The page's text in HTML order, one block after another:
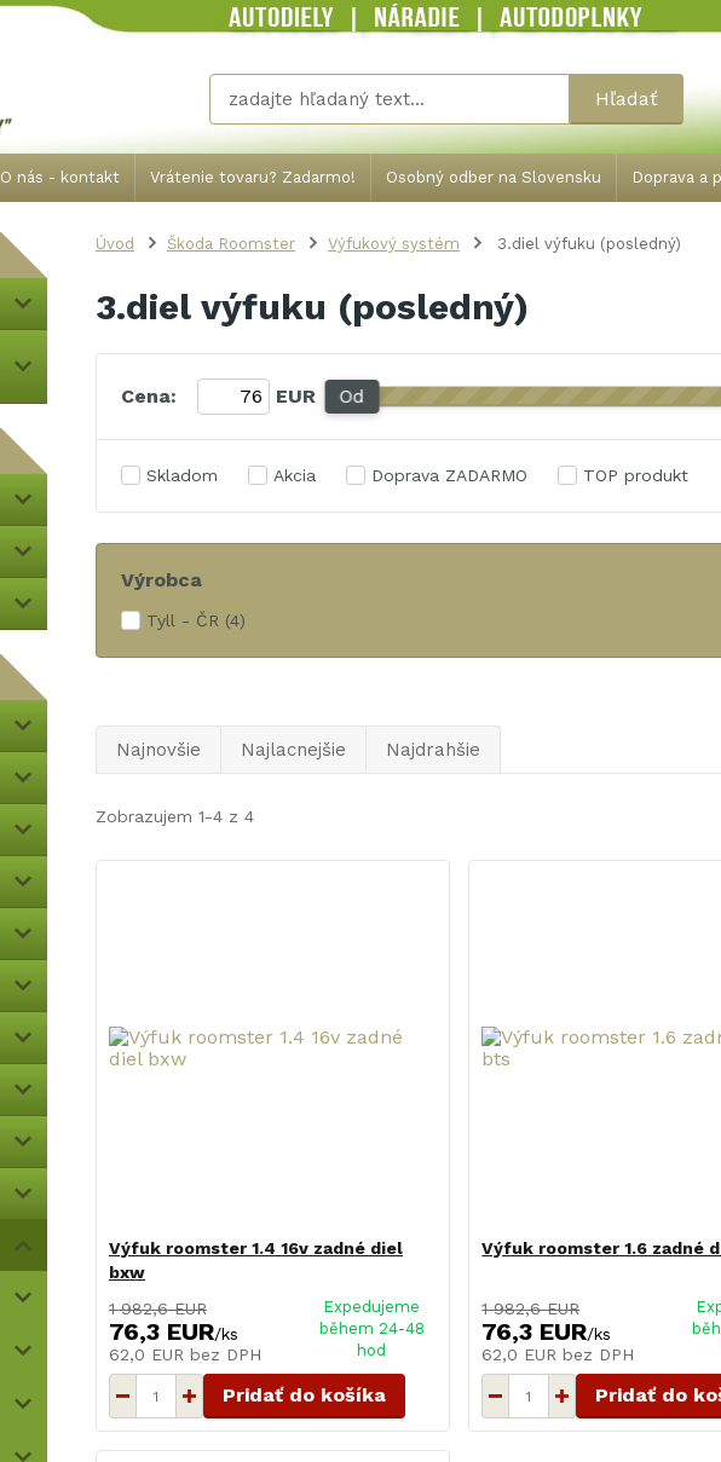
O nás - kontakt Vrátenie tovaru? Zadarmo! Osobný odber na Slovensku Doprava a
Hľadať
Úvod Škoda Roomster Výfukový systém 3.diel výfuku (posledný)
3.diel výfuku (posledný)
Cena: EUR Od
Skladom Akcia Doprava ZADARMO TOP produkt
Výrobca
Tyll - ČR (4)
Najnovšie Najlacnejšie Najdrahšie
Zobrazujem 1-4 z 4
Výfuk roomster 1.4 16v zadné diel
bxw
1 982,6 EUR
76,3 EUR/ks
62,0 EUR bez DPH
Expedujeme
během 24-48
hod
Pridať do košíka
Výfuk roomster 1.6 zadné
1 982,6 EUR
76,3 EUR/ks
62,0 EUR bez DPH
Pridať do